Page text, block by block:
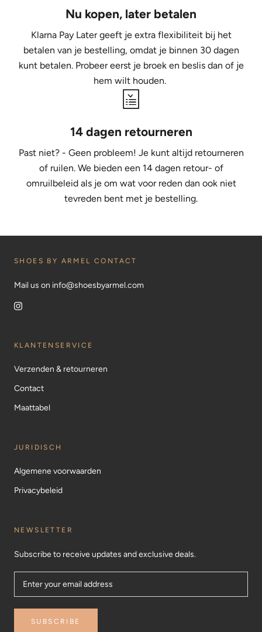
Nu kopen, later betalen
Klarna Pay Later geeft je extra flexibiliteit bij het
betalen van je bestelling, omdat je binnen 30 dagen
kunt betalen. Probeer eerst je broek en beslis dan of je
hem wilt houden.
14 dagen retourneren
Past niet? - Geen probleem! Je kunt altijd retourneren
of ruilen. We bieden een 14 dagen retour- of
omruilbeleid als je om wat voor reden dan ook niet
tevreden bent met je bestelling.
SHOES BY ARMEL CONTACT
Mail us on info@shoesbyarmel.com
KLANTENSERVICE
Verzenden & retourneren
Contact
Maattabel
JURIDISCH
Algemene voorwaarden
Privacybeleid
NEWSLETTER
Subscribe to receive updates and exclusive deals.
SUBSCRIBE